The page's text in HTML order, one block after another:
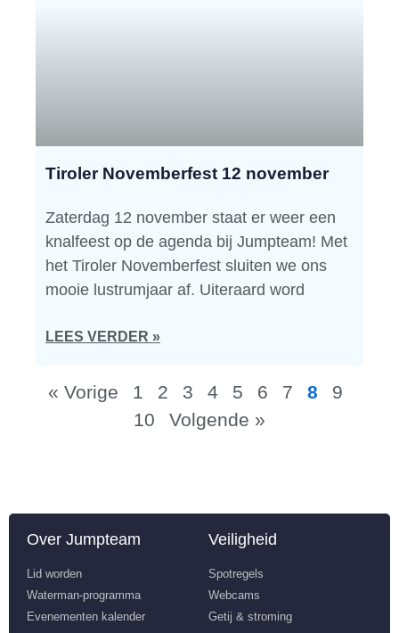
Tiroler Novemberfest 12 november
Zaterdag 12 november staat er weer een
knalfeest op de agenda bij Jumpteam! Met
het Tiroler Novemberfest sluiten we ons
mooie lustrumjaar af. Uiteraard word
LEES VERDER »
« Vorige 1 2 3 4 5 6 7 8
9
10
Volgende »
Over Jumpteam
Lid worden
Waterman-programma
Evenementen kalender
Veiligheid
Spotregels
Webcams
Getij & stroming